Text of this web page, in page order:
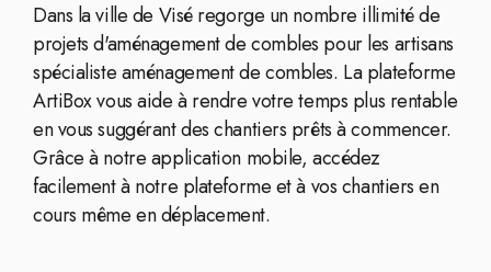
Dans la ville de Visé regorge un nombre illimité de
projets d'aménagement de combles pour les artisans
spécialiste aménagement de combles. La plateforme
ArtiBox vous aide à rendre votre temps plus rentable
en vous suggérant des chantiers prêts à commencer.
Grâce à notre application mobile, accédez
facilement à notre plateforme et à vos chantiers en
cours même en déplacement.